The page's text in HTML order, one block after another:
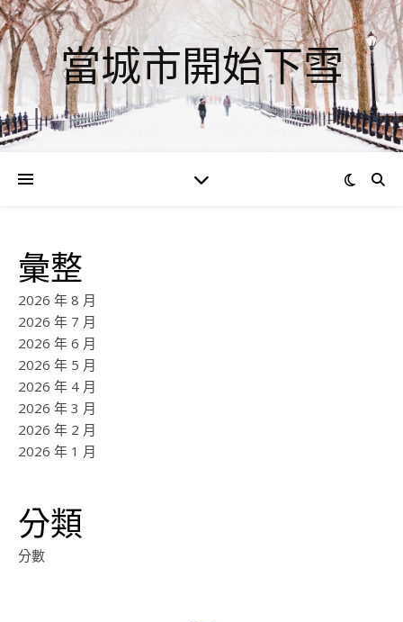
當城市開始下雪
彙整
2026 年 8 月
2026 年 7 月
2026 年 6 月
2026 年 5 月
2026 年 4 月
2026 年 3 月
2026 年 2 月
2026 年 1 月
分類
分數